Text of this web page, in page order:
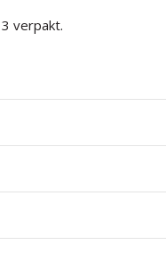
verpakt.